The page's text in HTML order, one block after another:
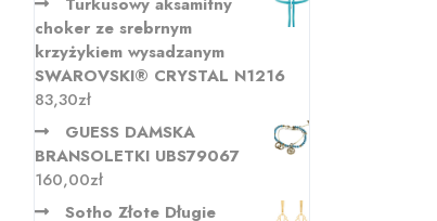
choker ze srebrnym
krzyżykiem wysadzanym
SWAROVSKI® CRYSTAL N1216
83,30zł
GUESS DAMSKA
BRANSOLETKI UBS79067
160,00zł
Sotho Złote Długie